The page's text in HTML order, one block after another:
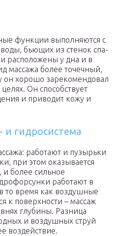
функции выполняются с
бьющих из стенок спа-
расположены у дна и в
массажа более точечный,
он хорошо зарекомендовал
Он способствует
и приводит кожу и
гидросистема
работают и пузырьки
при этом оказывается
более сильное
работают в
то время как воздушные
к поверхности – массаж
глубины. Разница
и воздушных струй
воздействие.